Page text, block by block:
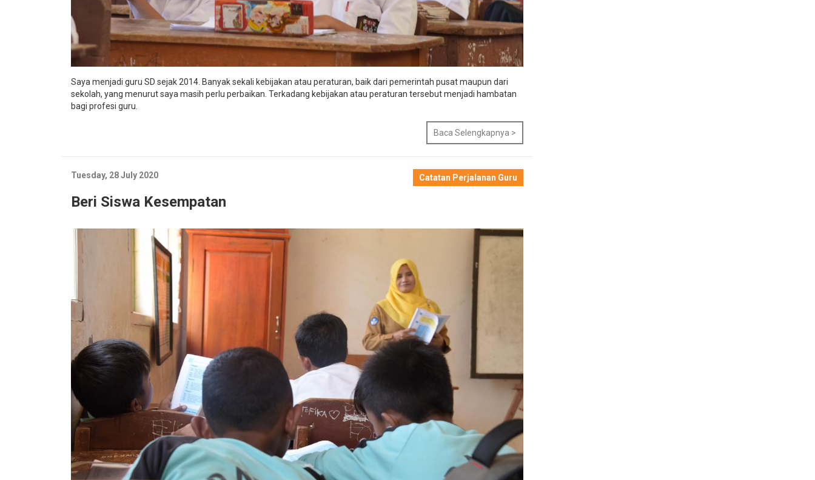
Saya menjadi guru SD sejak 2014. Banyak sekali kebijakan atau peraturan, baik dari pemerintah pusat maupun dari
sekolah, yang menurut saya masih perlu perbaikan. Terkadang kebijakan atau peraturan tersebut menjadi hambatan
bagi profesi guru.
Baca Selengkapnya >
Catatan Perjalanan Guru
Tuesday, 28 July 2020
Beri Siswa Kesempatan